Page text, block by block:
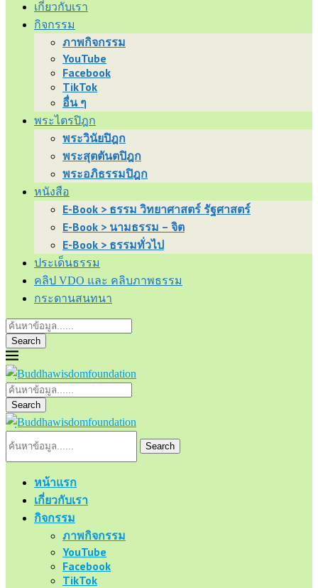
เกี่ยวกับเรา
กิจกรรม
ภาพกิจกรรม
YouTube
Facebook
TikTok
อื่น ๆ
พระไตรปิฎก
พระวินัยปิฎก
พระสุตตันตปิฎก
พระอภิธรรมปิฎก
หนังสือ
E-Book > ธรรม วิทยาศาสตร์ รัฐศาสตร์
E-Book > นามธรรม – จิต
E-Book > ธรรมทั่วไป
ประเด็นธรรม
คลิป VDO และ คลิบภาพธรรม
กระดานสนทนา
Search
Search
Search
หน้าแรก
เกี่ยวกับเรา
กิจกรรม
ภาพกิจกรรม
YouTube
Facebook
TikTok